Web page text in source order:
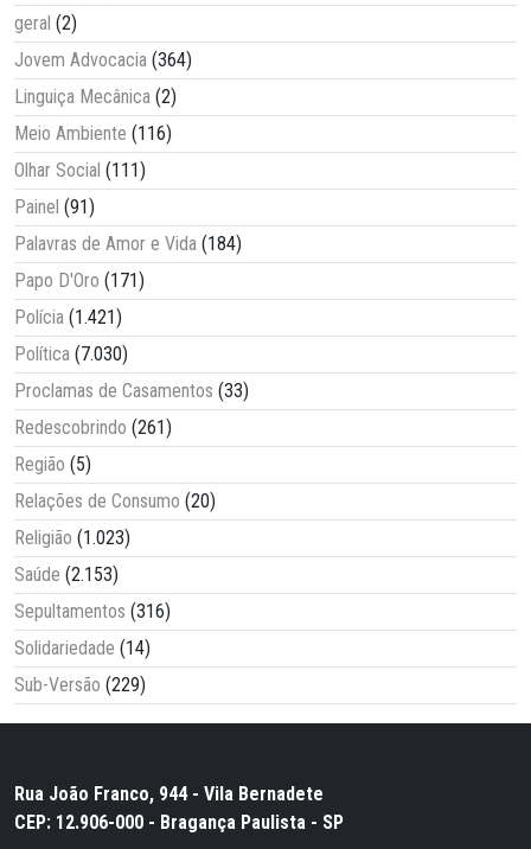
geral (2)
Jovem Advocacia (364)
Linguiça Mecânica (2)
Meio Ambiente (116)
Olhar Social (111)
Painel (91)
Palavras de Amor e Vida (184)
Papo D'Oro (171)
Polícia (1.421)
Política (7.030)
Proclamas de Casamentos (33)
Redescobrindo (261)
Região (5)
Relações de Consumo (20)
Religião (1.023)
Saúde (2.153)
Sepultamentos (316)
Solidariedade (14)
Sub-Versão (229)
Rua João Franco, 944 - Vila Bernadete
CEP: 12.906-000 - Bragança Paulista - SP